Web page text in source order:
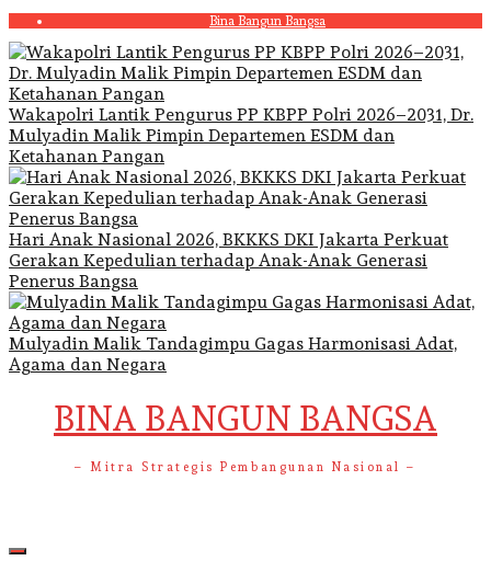
Skip
to
content
Bina Bangun Bangsa
Wakapolri Lantik Pengurus PP KBPP Polri 2026–2031, Dr.
Mulyadin Malik Pimpin Departemen ESDM dan
Ketahanan Pangan
Hari Anak Nasional 2026, BKKKS DKI Jakarta Perkuat
Gerakan Kepedulian terhadap Anak-Anak Generasi
Penerus Bangsa
Mulyadin Malik Tandagimpu Gagas Harmonisasi Adat,
Agama dan Negara
BINA BANGUN BANGSA
– Mitra Strategis Pembangunan Nasional –
Primary